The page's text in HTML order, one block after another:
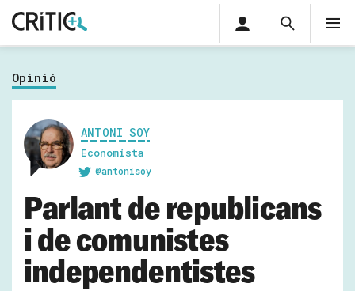
Cerca
Cerca
privada
Inicia sessió
Opinió
ANTONI SOY
Economista
@antonisoy
Parlant de republicans
i de comunistes
independentistes